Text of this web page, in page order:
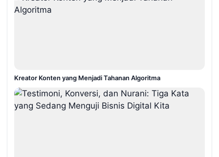
Kreator Konten yang Menjadi Tahanan Algoritma